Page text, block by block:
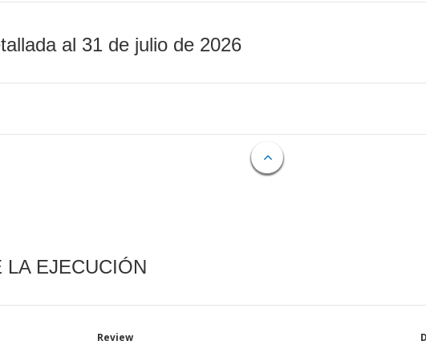
al 31 de julio de 2026
EJECUCIÓN
Review